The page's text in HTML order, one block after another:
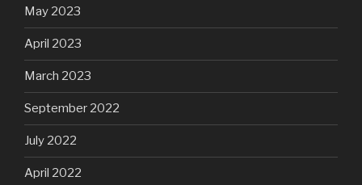
May 2023
April 2023
March 2023
September 2022
July 2022
April 2022